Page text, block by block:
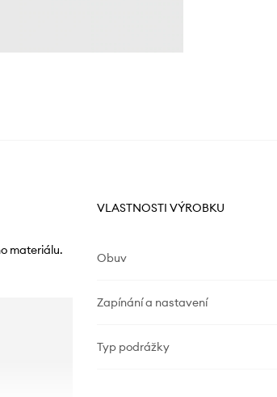
materiálu.
VLASTNOSTI VÝROBKU
Obuv
Zapínání a nastavení
Typ podrážky